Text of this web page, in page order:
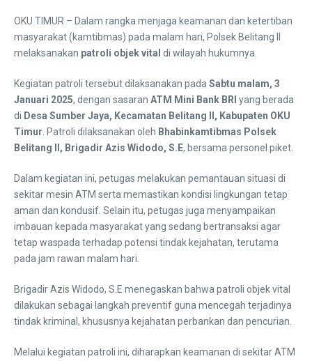
OKU TIMUR – Dalam rangka menjaga keamanan dan ketertiban
masyarakat (kamtibmas) pada malam hari, Polsek Belitang II
melaksanakan patroli objek vital di wilayah hukumnya.
Kegiatan patroli tersebut dilaksanakan pada Sabtu malam, 3
Januari 2025, dengan sasaran ATM Mini Bank BRI yang berada
di Desa Sumber Jaya, Kecamatan Belitang II, Kabupaten OKU
Timur . Patroli dilaksanakan oleh Bhabinkamtibmas Polsek
Belitang II, Brigadir Azis Widodo, S.E, bersama personel piket.
Dalam kegiatan ini, petugas melakukan pemantauan situasi di
sekitar mesin ATM serta memastikan kondisi lingkungan tetap
aman dan kondusif. Selain itu, petugas juga menyampaikan
imbauan kepada masyarakat yang sedang bertransaksi agar
tetap waspada terhadap potensi tindak kejahatan, terutama
pada jam rawan malam hari.
Brigadir Azis Widodo, S.E menegaskan bahwa patroli objek vital
dilakukan sebagai langkah preventif guna mencegah terjadinya
tindak kriminal, khususnya kejahatan perbankan dan pencurian.
Melalui kegiatan patroli ini, diharapkan keamanan di sekitar ATM